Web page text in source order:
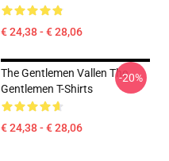
€ 24,38 - € 28,06
The Gentlemen Vallen The
Gentlemen T-Shirts
€ 24,38 - € 28,06
-20%